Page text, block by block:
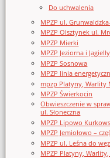
Do uchwalenia
MPZP ul.
MPZP Olsztynek ul.
MPZP Mierki
MPZP Jeziorna i Jagielly
MPZP Sosnowa
MPZP linia
mpzp Platyny, Warlity
MPZP Świerkocin
Obwieszczenie w
ul. Słoneczna
MPZP Lipowo
MPZP Jemiołowo –
MPZP ul. Leśna do
MPZP Platyny,